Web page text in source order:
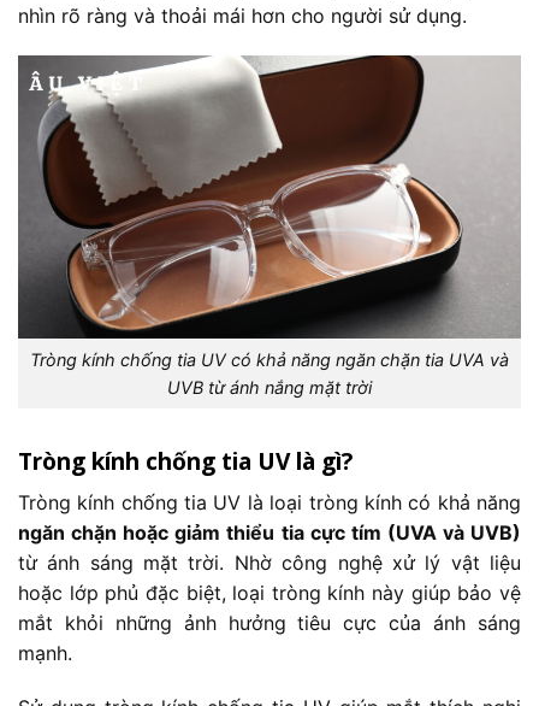
nhìn rõ ràng và thoải mái hơn cho người sử dụng.
Tròng kính chống tia UV có khả năng ngăn chặn tia UVA và
UVB từ ánh nắng mặt trời
Tròng kính chống tia UV là gì?
Tròng kính chống tia UV là loại tròng kính có khả năng
ngăn chặn hoặc giảm thiểu tia cực tím (UVA và UVB)
từ ánh sáng mặt trời. Nhờ công nghệ xử lý vật liệu
hoặc lớp phủ đặc biệt, loại tròng kính này giúp bảo vệ
mắt khỏi những ảnh hưởng tiêu cực của ánh sáng
mạnh.